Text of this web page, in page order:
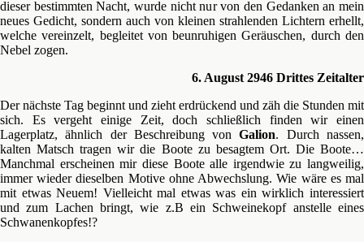
dieser bestimmten Nacht, wurde nicht nur von den Gedanken an mein
neues Gedicht, sondern auch von kleinen strahlenden Lichtern erhellt,
welche vereinzelt, begleitet von beunruhigen Geräuschen, durch den
Nebel zogen.
6. August 2946 Drittes Zeitalter
Der nächste Tag beginnt und zieht erdrückend und zäh die Stunden mit
sich. Es vergeht einige Zeit, doch schließlich finden wir einen
Lagerplatz, ähnlich der Beschreibung vonGalion. Durch nassen,
kalten Matsch tragen wir die Boote zu besagtem Ort. Die Boote…
Manchmal erscheinen mir diese Boote alle irgendwie zu langweilig,
immer wieder dieselben Motive ohne Abwechslung. Wie wäre es mal
mit etwas Neuem! Vielleicht mal etwas was ein wirklich interessiert
und zum Lachen bringt, wie z.B ein Schweinekopf anstelle eines
Schwanenkopfes!?